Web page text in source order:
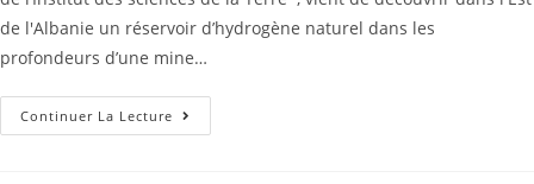
de l'Albanie un réservoir d’hydrogène naturel dans les
profondeurs d’une mine…
Continuer La Lecture